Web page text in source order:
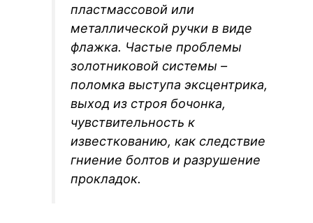
пластмассовой или
металлической ручки в виде
флажка. Частые проблемы
золотниковой системы –
поломка выступа эксцентрика,
выход из строя бочонка,
чувствительность к
известкованию, как следствие
гниение болтов и разрушение
прокладок.